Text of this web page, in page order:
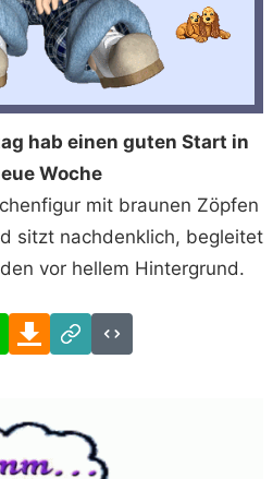
hab einen guten Start in
Woche
mit braunen Zöpfen
sitzt nachdenklich, begleitet
vor hellem Hintergrund.
WhatsAppDownload
Link
Code